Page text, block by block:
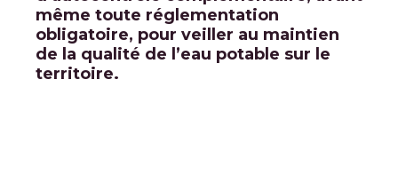
même toute réglementation
obligatoire, pour veiller au maintien
de la qualité de l’eau potable sur le
territoire.